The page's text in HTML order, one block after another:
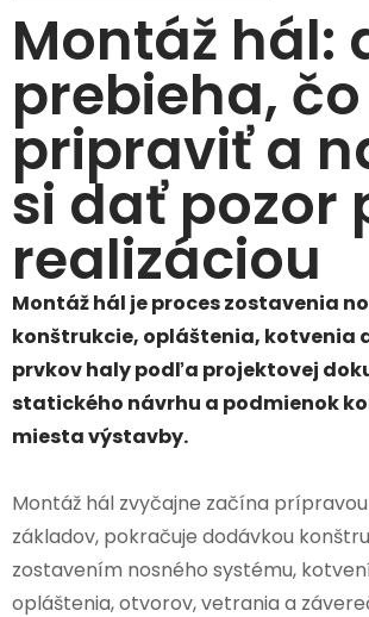
Montáž hál:
prebieha, čo
pripraviť a
si dať pozor
realizáciou
Montáž hál je proces zostavenia
konštrukcie, opláštenia, kotvenia
prvkov haly podľa projektovej
statického návrhu a podmienok
miesta výstavby.
Montáž hál zvyčajne začína
základov, pokračuje dodávkou
zostavením nosného systému,
opláštenia, otvorov, vetrania a